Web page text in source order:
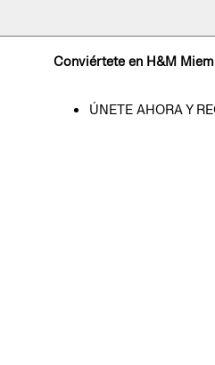
Conviértete en H&M
ÚNETE AHORA Y